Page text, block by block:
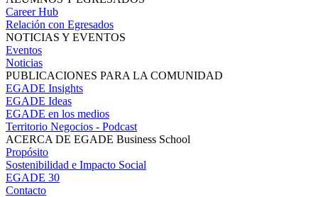
Career Hub
Relación con Egresados
NOTICIAS Y EVENTOS
Eventos
Noticias
PUBLICACIONES PARA LA COMUNIDAD
EGADE Insights
EGADE Ideas
EGADE en los medios
Territorio Negocios - Podcast
ACERCA DE EGADE Business School
Propósito
Sostenibilidad e Impacto Social
EGADE 30
Contacto